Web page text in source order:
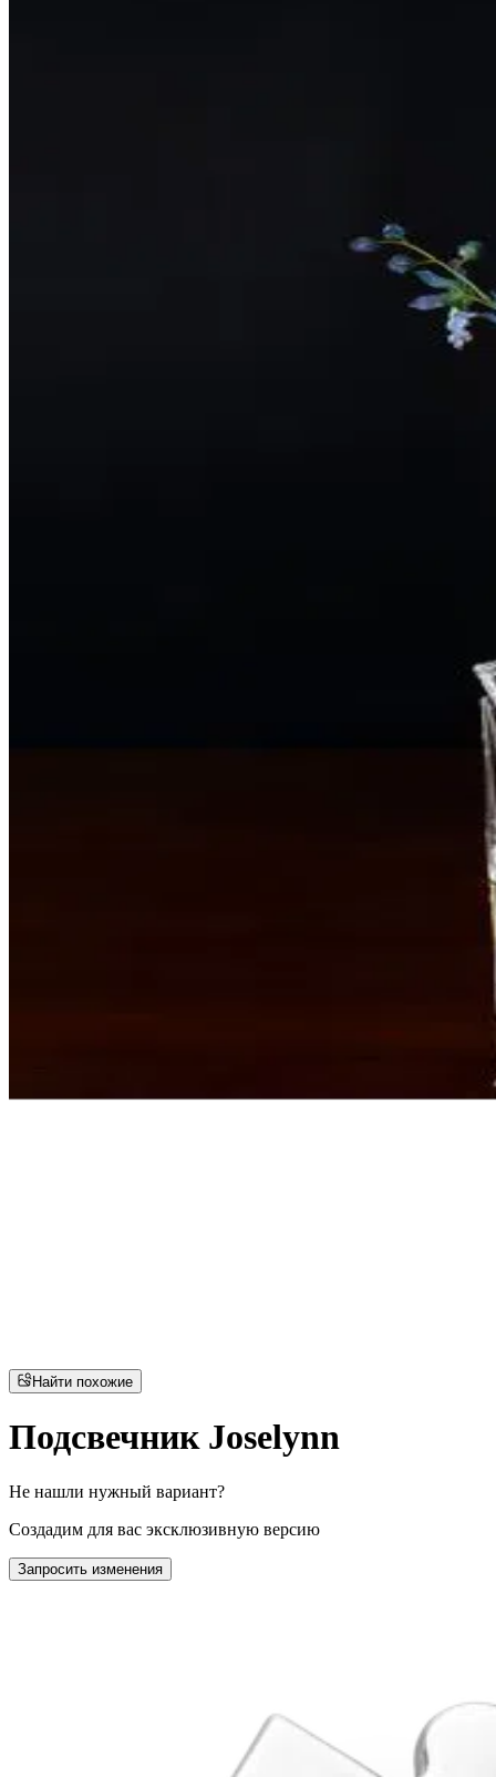
Найти похожие
Подсвечник Joselynn
Не нашли нужный вариант?
Создадим для вас эксклюзивную версию
Запросить изменения